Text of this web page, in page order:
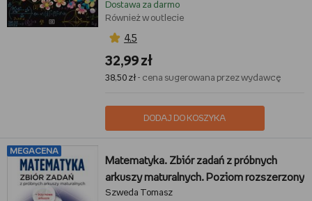
Dostawa za darmo
Również w outlecie
4,5
32,99 zł
38,50 zł- cena sugerowana przez wydawcę
DODAJ DO KOSZYKA
MEGACENA
Matematyka. Zbiór zadań z próbnych
arkuszy maturalnych. Poziom rozszerzony
Szweda Tomasz